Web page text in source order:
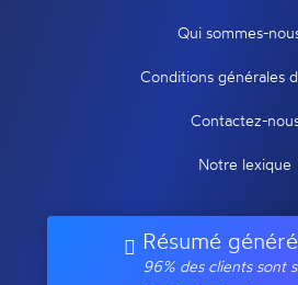
Qui sommes-
Conditions générales
Contactez-
Notre lexique
Résumé
96% des clients sont